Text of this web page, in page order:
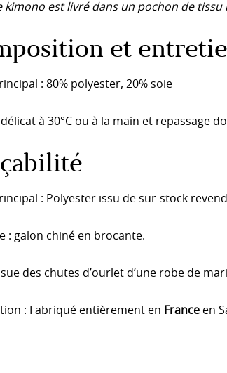
kimono est livré dans un pochon de
et
: 80% polyester, 20% soie
délicat à 30°C ou à la main et repassage
: Polyester issu de sur-stock
: galon chiné en brocante.
des chutes d’ourlet d’une robe de
: Fabriqué entièrement en France en